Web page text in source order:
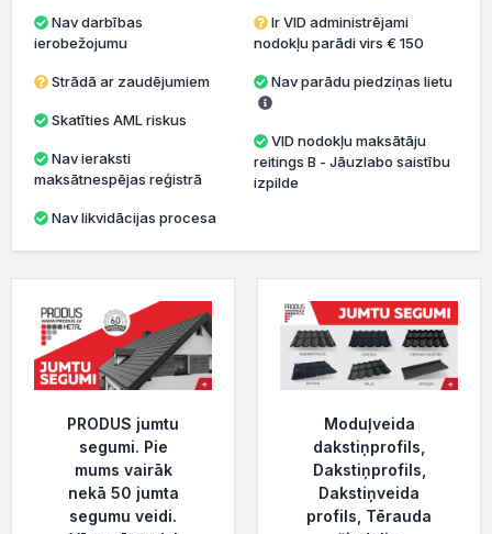
ierobežojumu
Strādā ar zaudējumiem
Skatīties AML riskus
maksātnespējas reģistrā
Nav likvidācijas procesa
Ir VID administrējami
nodokļu parādi virs € 150
Nav parādu piedziņas lietu
VID nodokļu maksātāju
reitings B - Jāuzlabo saistību
izpilde
PRODUS jumtu
segumi. Pie
mums vairāk
nekā 50 jumta
segumu veidi.
Moduļveida
dakstiņprofils,
Dakstiņprofils,
Dakstiņveida
profils, Tērauda